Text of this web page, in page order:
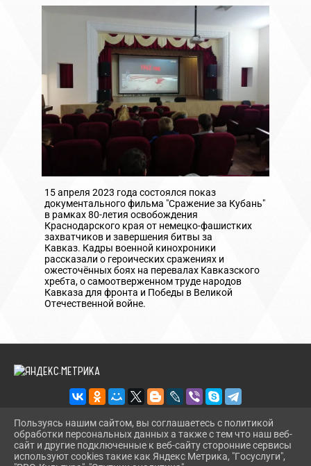
15 апреля 2023 года состоялся показ
документального фильма "Сражение за Кубань"
в рамках 80-летия освобождения
Краснодарского края от немецко-фашистких
захватчиков и завершения битвы за
Кавказ. Кадры военной кинохроники
рассказали о героических сражениях и
ожесточённых боях на перевалах Кавказского
хребта, о самоотверженном труде народов
Кавказа для фронта и Победы в Великой
Отечественной войне.
2026 Г. SKOBA-DK.GULKULT.RU
ВХОД
Пользуясь нашим сайтом, вы соглашаетесь с политикой
обработки персональных данных а также с тем что наш веб-
сайт и другие подключенные к веб-сайту сторонние сервисы
используют cookies такие как Яндекс Метрика, "Госуслуги",